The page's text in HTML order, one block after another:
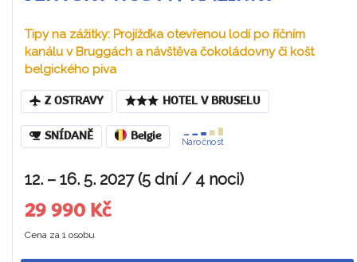
Tipy na zážitky: Projížďka otevřenou lodí po říčním
kanálu v Bruggách a návštěva čokoládovny či košt
belgického piva
Z OSTRAVY HOTEL V BRUSELU
SNÍDANĚ Belgie
Náročnost
12. – 16. 5. 2027 (5 dní / 4 noci)
29 990 Kč
Cena za 1 osobu